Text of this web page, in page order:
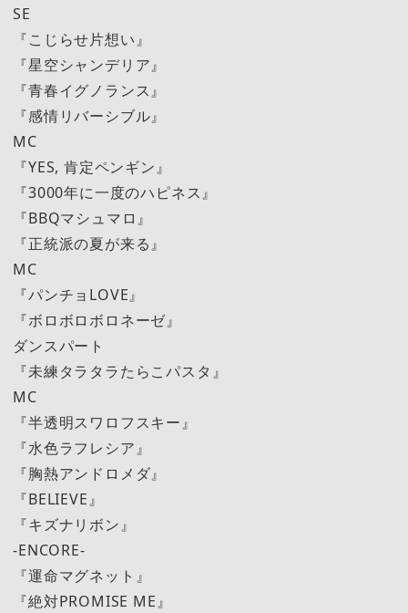
SE
『こじらせ片想い』
『星空シャンデリア』
『青春イグノランス』
『感情リバーシブル』
MC
『YES, 肯定ペンギン』
『3000年に一度のハピネス』
『BBQマシュマロ』
『正統派の夏が来る』
MC
『パンチョLOVE』
『ボロボロボロネーゼ』
ダンスパート
『未練タラタラたらこパスタ』
MC
『半透明スワロフスキー』
『水色ラフレシア』
『胸熱アンドロメダ』
『BELIEVE』
『キズナリボン』
-ENCORE-
『運命マグネット』
『絶対PROMISE ME』